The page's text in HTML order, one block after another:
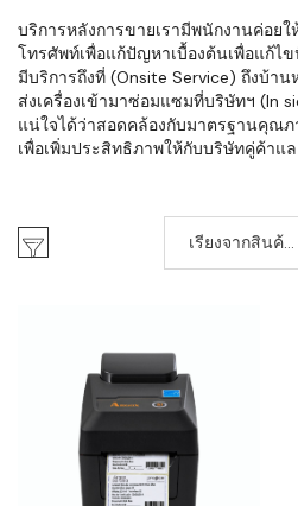
บริการหลังการขายเรามีพนักงานค่อย
โทรศัพท์เพื่อแก้ปัญหาเบื้องต้นเพื่อแก้ไ
มีบริการถึงที่ (Onsite Service) ถึงบ้า
ส่งเครื่องเข้ามาซ่อมแซมที่บริษัทฯ (In
แน่ใจได้ว่าสอดคล้องกับมาตรฐานคุณ
เพื่อเพิ่มประสิทธิภาพให้กับบริษัทคู่ค้าแ
เรียงจากสินค้า
ใหม่-เก่า